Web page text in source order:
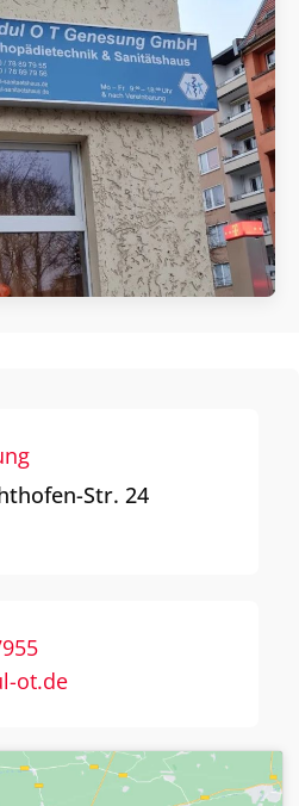
Str. 24
ot.de